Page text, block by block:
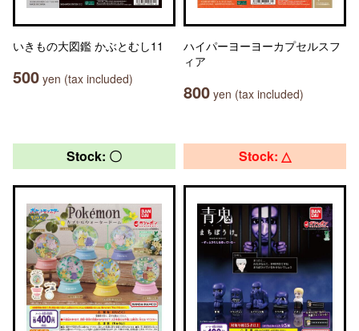
いきもの大図鑑 かぶとむし11
500 yen (tax included)
ハイパーヨーヨーカプセルスフ
ィア
800 yen (tax included)
Stock: 〇 Stock: △